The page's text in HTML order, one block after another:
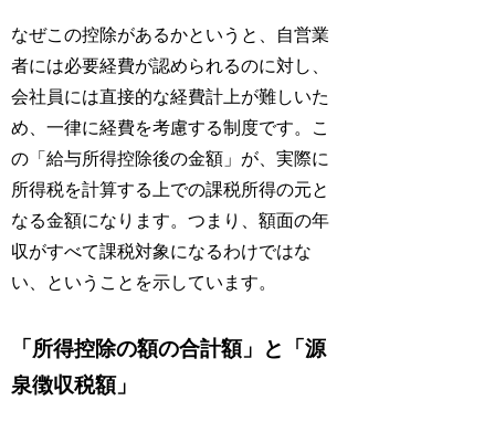
なぜこの控除があるかというと、自営業
者には必要経費が認められるのに対し、
会社員には直接的な経費計上が難しいた
め、一律に経費を考慮する制度です。こ
の「給与所得控除後の金額」が、実際に
所得税を計算する上での課税所得の元と
なる金額になります。つまり、額面の年
収がすべて課税対象になるわけではな
い、ということを示しています。
「所得控除の額の合計額」と「源
泉徴収税額」